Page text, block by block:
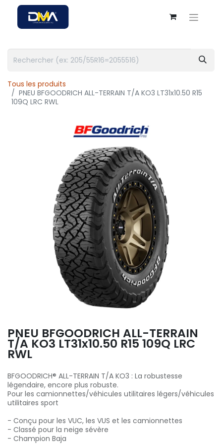
Tous les produits
PNEU BFGOODRICH ALL-TERRAIN T/A KO3 LT31x10.50 R15
109Q LRC RWL
PNEU BFGOODRICH ALL-TERRAIN
T/A KO3 LT31x10.50 R15 109Q LRC
RWL
BFGOODRICH® ALL-TERRAIN T/A KO3 : La robustesse
légendaire, encore plus robuste.
Pour les camionnettes/véhicules utilitaires légers/véhicules
utilitaires sport
- Conçu pour les VUC, les VUS et les camionnettes
- Classé pour la neige sévère
- Champion Baja